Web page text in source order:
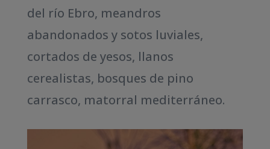
del río Ebro, meandros
abandonados y sotos luviales,
cortados de yesos, llanos
cerealistas, bosques de pino
carrasco, matorral mediterráneo.